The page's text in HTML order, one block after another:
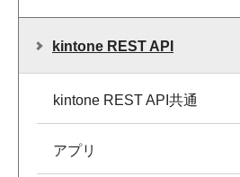
kintone REST API
kintone REST API共通
アプリ